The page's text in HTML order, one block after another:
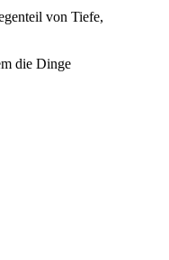
von Tiefe,
die Dinge